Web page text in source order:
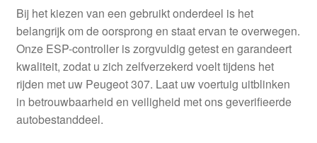
Bij het kiezen van een gebruikt onderdeel is het
belangrijk om de oorsprong en staat ervan te overwegen.
Onze ESP-controller is zorgvuldig getest en garandeert
kwaliteit, zodat u zich zelfverzekerd voelt tijdens het
rijden met uw Peugeot 307. Laat uw voertuig uitblinken
in betrouwbaarheid en veiligheid met ons geverifieerde
autobestanddeel.